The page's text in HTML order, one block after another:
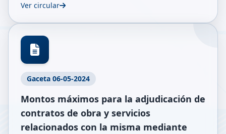
Ver circular
Gaceta 06-05-2024
Montos máximos para la adjudicación de
contratos de obra y servicios
relacionados con la misma mediante